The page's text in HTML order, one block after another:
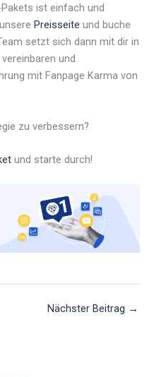
ist einfach und
Preisseite und buche
setzt sich dann mit dir in
und
mit Fanpage Karma von
zu verbessern?
und starte durch!
Nächster Beitrag →